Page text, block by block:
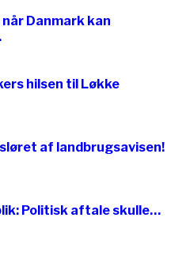
Danmark kan
hilsen til Løkke
af landbrugsavisen!
Politisk aftale skulle…